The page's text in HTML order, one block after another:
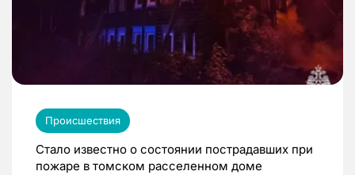
Происшествия
Стало известно о состоянии пострадавших при
пожаре в томском расселенном доме